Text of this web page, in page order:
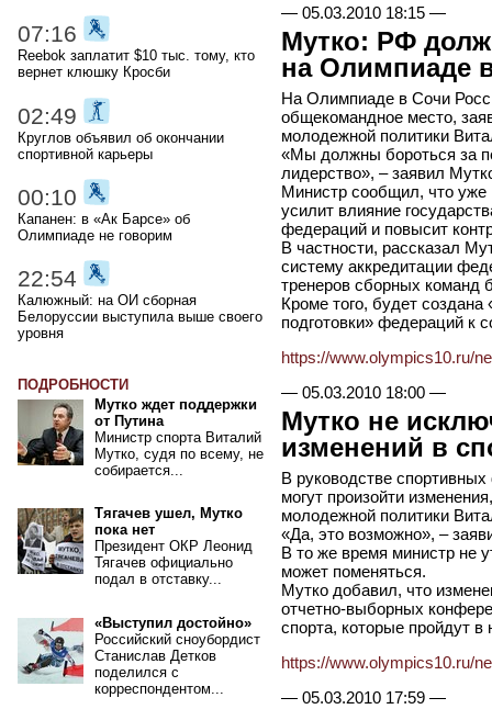
— 05.03.2010 18:15—
Мутко: РФ
на Олимпиаде
На Олимпиаде в Сочи
общекомандное место,
молодежной политики
«Мы должны бороться за
лидерство», – заявил
Министр сообщил, что уже
усилит влияние
федераций и повысит
В частности, рассказал
систему аккредитации
тренеров сборных команд
Кроме того, будет создана
подготовки» федераций к
https://www.olympics10.ru/
— 05.03.2010 18:00—
Мутко не
изменений в
В руководстве
могут произойти
молодежной политики
«Да, это возможно», –
В то же время министр не
может поменяться.
Мутко добавил, что
отчетно-выборных
спорта, которые пройдут в
https://www.olympics10.ru/
— 05.03.2010 17:59—
07:16
Reebok заплатит $10 тыс. тому, кто
вернет клюшку Кросби
02:49
Круглов объявил об окончании
спортивной карьеры
00:10
Капанен: в «Ак Барсе» об
Олимпиаде не говорим
22:54
Калюжный: на ОИ сборная
Белоруссии выступила выше своего
уровня
ПОДРОБНОСТИ
Мутко ждет поддержки
от Путина
Министр спорта Виталий
Мутко, судя по всему, не
собирается...
Тягачев ушел, Мутко
пока нет
Президент ОКР Леонид
Тягачев официально
подал в отставку...
«Выступил достойно»
Российский сноубордист
Станислав Детков
поделился с
корреспондентом...